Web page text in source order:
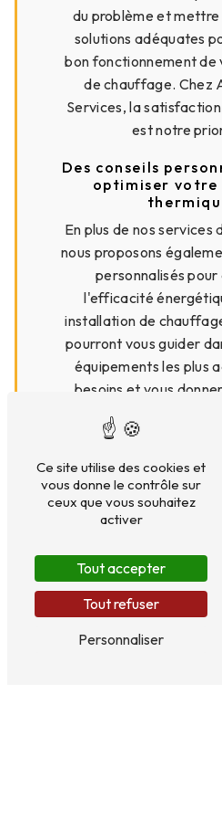
du problème et
solutions adéquates
bon fonctionnement de
de chauffage. Chez
Services, la
est notre
Des conseils
optimiser
En plus de nos services
nous proposons
personnalisés
l'efficacité
installation de
pourront vous guider
équipements les plus
besoins et vous
pour réduire votre
d'énergie tout en
excellent confort
logement ou vos locaux
Ne laissez pas un
chauffage perturber
Vitry-sur-seine.
Artisan Gaz
interventions
personnalisées.
maintenant au 01 41
prendre rendez-vous
Ce site utilise des cookies et
vous donne le contrôle sur
ceux que vous souhaitez
activer
Tout accepter
Tout refuser
Personnaliser